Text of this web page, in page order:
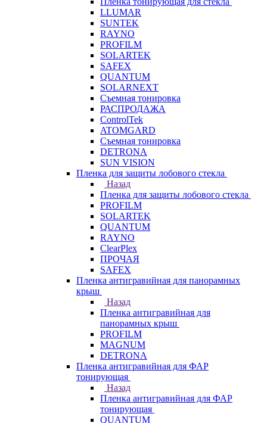
LLUMAR
SUNTEK
RAYNO
PROFILM
SOLARTEK
SAFEX
QUANTUM
SOLARNEXT
Съемная тонировка
РАСПРОДАЖА
ControlTek
ATOMGARD
Съемная тонировка
DETRONA
SUN VISION
Пленка для защиты лобового стекла
Назад
Пленка для защиты лобового стекла
PROFILM
SOLARTEK
QUANTUM
RAYNO
ClearPlex
ПРОЧАЯ
SAFEX
Пленка антигравийная для панорамных
крыш
Назад
Пленка антигравийная для
панорамных крыш
PROFILM
MAGNUM
DETRONA
Пленка антигравийная для ФАР
тонирующая
Назад
Пленка антигравийная для ФАР
тонирующая
QUANTUM